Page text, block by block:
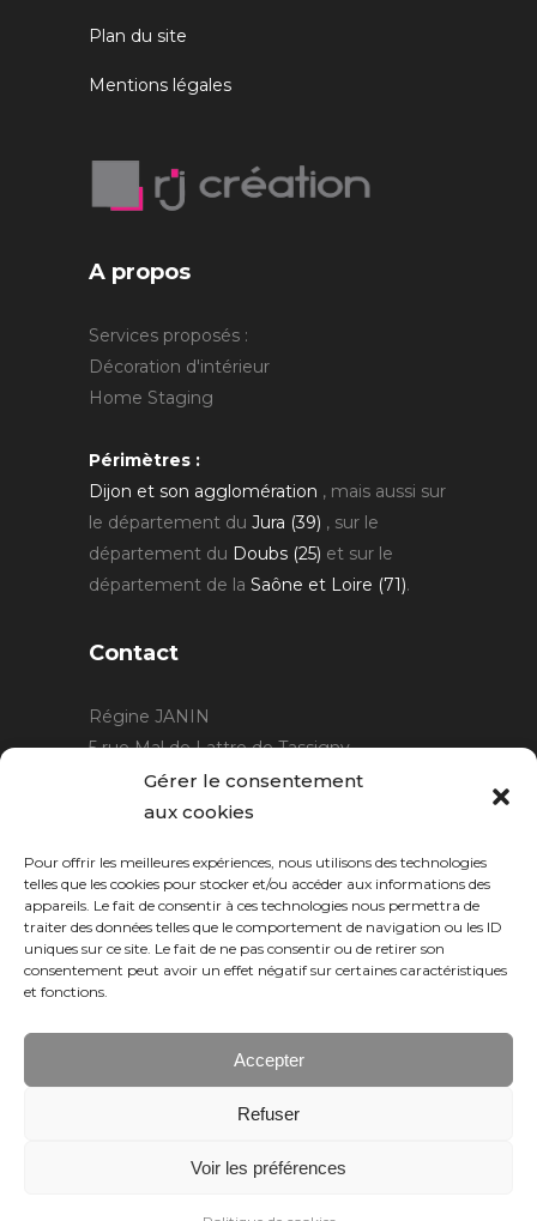
Gérer le consentement
aux cookies
Pour offrir les meilleures expériences, nous utilisons des technologies
telles que les cookies pour stocker et/ou accéder aux informations des
appareils. Le fait de consentir à ces technologies nous permettra de
traiter des données telles que le comportement de navigation ou les ID
uniques sur ce site. Le fait de ne pas consentir ou de retirer son
consentement peut avoir un effet négatif sur certaines caractéristiques
et fonctions.
Accepter
Refuser
Voir les préférences
Plan du site
Mentions légales
A propos
Services proposés :
Décoration d'intérieur
Home Staging
Périmètres :
Dijon et son agglomération , mais aussi sur
le département du Jura (39) , sur le
département du Doubs (25) et sur le
département de la Saône et Loire (71).
Contact
Régine JANIN
5 rue Mal de Lattre de Tassigny
21220 Gevrey Chambertin
06 15 15 80 29
Horaires :sur rendez-vous.